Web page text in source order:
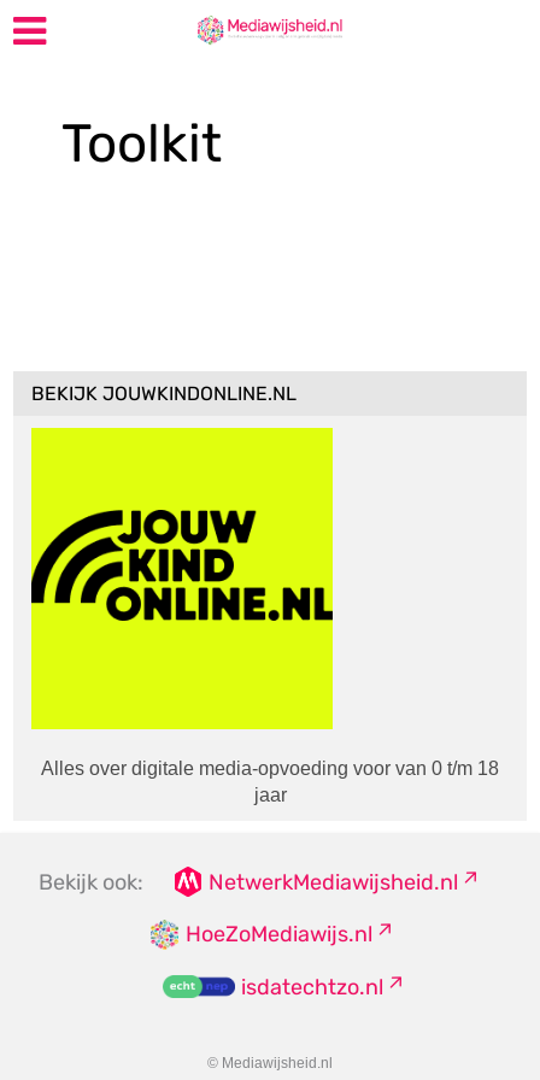
Toolkit
BEKIJK JOUWKINDONLINE.NL
Alles over digitale media-opvoeding voor van 0 t/m 18
jaar
Bekijk ook:
NetwerkMediawijsheid.nl
HoeZoMediawijs.nl
isdatechtzo.nl
© Mediawijsheid.nl